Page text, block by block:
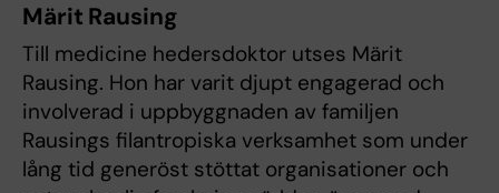
Märit Rausing
Till medicine hedersdoktor utses Märit
Rausing. Hon har varit djupt engagerad och
involverad i uppbyggnaden av familjen
Rausings filantropiska verksamhet som under
lång tid generöst stöttat organisationer och